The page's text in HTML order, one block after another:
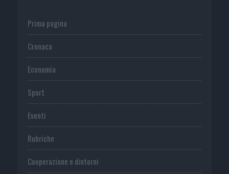
Prima pagina
Cronaca
Economia
Sport
Eventi
Rubriche
Cooperazione e dintorni